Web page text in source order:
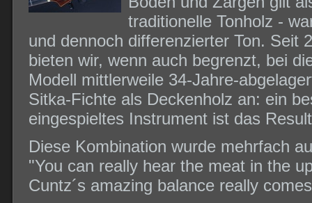
traditionelle Tonholz -
und dennoch differenzierter Ton. Seit
bieten wir, wenn auch begrenzt, bei
Modell mittlerweile 34-Jahre-
Sitka-Fichte als Deckenholz an: ein
eingespieltes Instrument ist das
Diese Kombination wurde mehrfach
"You can really hear the meat in the
Cuntz´s amazing balance really